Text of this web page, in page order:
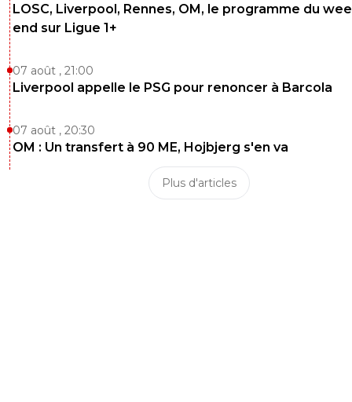
LOSC, Liverpool, Rennes, OM, le programme du
end sur Ligue 1+
07 août , 21:00
Liverpool appelle le PSG pour renoncer à Barcola
07 août , 20:30
OM : Un transfert à 90 ME, Hojbjerg s'en va
Plus d'articles